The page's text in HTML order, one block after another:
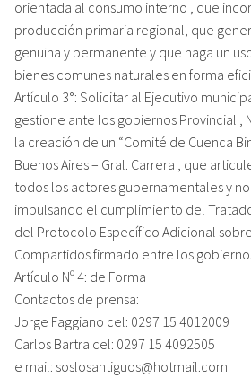
orientada al consumo interno , que
producción primaria regional, que
genuina y permanente y que haga un
bienes comunes naturales en forma
Artículo 3°: Solicitar al Ejecutivo
gestione ante los gobiernos Provincial ,
la creación de un “Comité de Cuenca
Buenos Aires – Gral. Carrera , que
todos los actores gubernamentales y
impulsando el cumplimiento del
del Protocolo Específico Adicional
Compartidos firmado entre los
Artículo Nº 4: de Forma
Contactos de prensa:
Jorge Faggiano cel: 0297 15 4012009
Carlos Bartra cel: 0297 15 4092505
e mail: soslosantiguos@hotmail.com